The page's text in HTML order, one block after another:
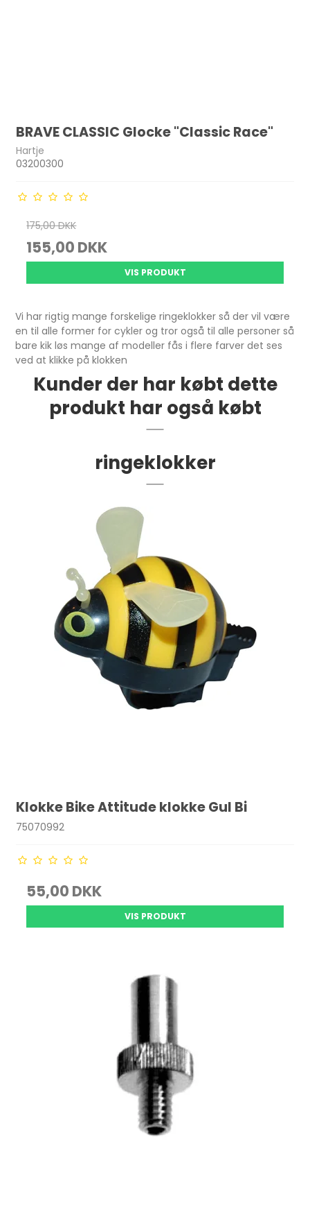
BRAVE CLASSIC Glocke "Classic Race"
Hartje
03200300
175,00 DKK
155,00 DKK
VIS PRODUKT
Vi har rigtig mange forskelige ringeklokker så der vil være
en til alle former for cykler og tror også til alle personer så
bare kik løs mange af modeller fås i flere farver det ses
ved at klikke på klokken
Kunder der har købt dette
produkt har også købt
ringeklokker
Klokke Bike Attitude klokke Gul Bi
75070992
55,00 DKK
VIS PRODUKT